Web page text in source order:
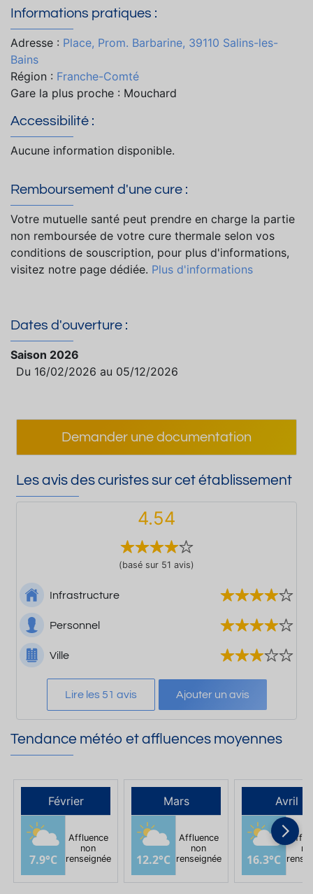
Informations pratiques :
Adresse : Place, Prom. Barbarine, 39110 Salins-les-
Bains
Région : Franche-Comté
Gare la plus proche : Mouchard
Accessibilité :
Aucune information disponible.
Remboursement d'une cure :
Votre mutuelle santé peut prendre en charge la partie
non remboursée de votre cure thermale selon vos
conditions de souscription, pour plus d'informations,
visitez notre page dédiée. Plus d'informations
Dates d'ouverture :
Saison 2026
Du 16/02/2026 au 05/12/2026
Demander une documentation
Les avis des curistes sur cet établissement
4.54
(basé sur 51 avis)
Infrastructure
Personnel
Ville
Lire les 51 avis Ajouter un avis
Tendance météo et affluences moyennes
Février
7.9°C
Affluence
non
renseignée
Mars
12.2°C
Affluence
non
renseignée
Avril
16.3°C